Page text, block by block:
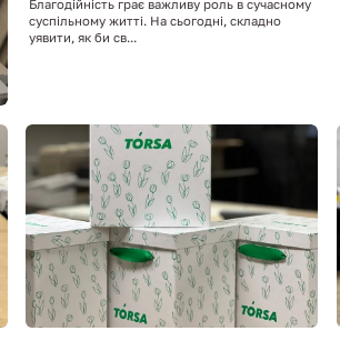
Благодійність грає важливу роль в сучасному
суспільному житті. На сьогодні, складно
уявити, як би св...